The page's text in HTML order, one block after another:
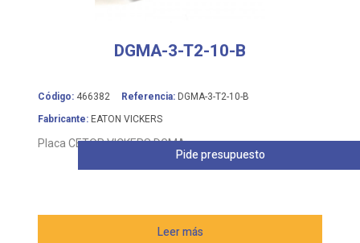
DGMA-3-T2-10-B
Código: 466382 Referencia: DGMA-3-T2-10-B
Fabricante: EATON VICKERS
Placa CETOP VICKERS DGMA
Leer más
Pide presupuesto